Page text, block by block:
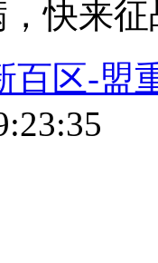
快来征
百区-盟